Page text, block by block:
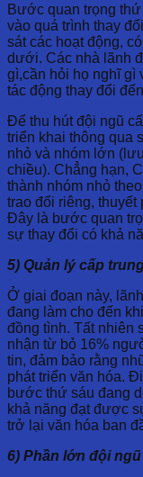
Bước quan trọng
vào quá trình thay
sát các hoạt động,
dưới. Các nhà lãnh
gì,cần hỏi họ nghĩ gì
tác động thay đổi
Để thu hút đội ngũ
triển khai thông qua
nhỏ và nhóm lớn
chiều). Chẳng hạn,
thành nhóm nhỏ
trao đổi riêng, thuyết
Đây là bước quan
sự thay đổi có khả
5) Quản lý cấp
Ở giai đoạn này,
đang làm cho đến
đồng tình. Tất nhiên
nhận từ bỏ 16%
tin, đảm bảo rằng
phát triển văn hóa.
bước thứ sáu đang
khả năng đạt được
trở lại văn hóa ban
6) Phần lớn đội